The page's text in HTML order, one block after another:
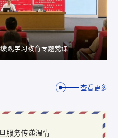
观学习教育专题党课
查看更多
服务传递温情